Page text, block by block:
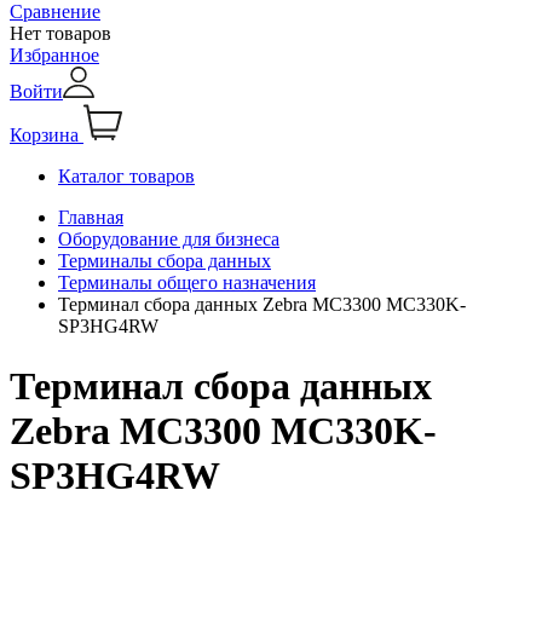
Сравнение
Нет товаров
Избранное
Войти
Корзина
Каталог товаров
Главная
Оборудование для бизнеса
Терминалы сбора данных
Терминалы общего назначения
Терминал сбора данных Zebra MC3300 MC330K-
SP3HG4RW
Терминал сбора данных
Zebra MC3300 MC330K-
SP3HG4RW